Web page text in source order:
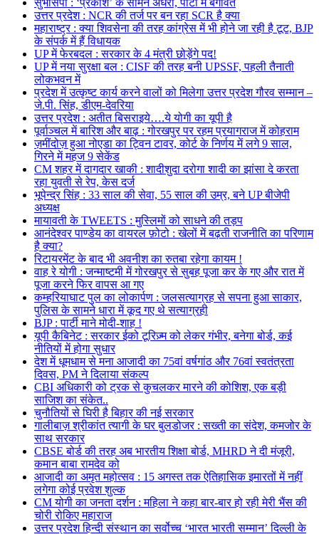
सुभासपा : ‘प्रकाश’ के सामने अंधेरा, पार्टी में बगावत
उत्तर प्रदेश : NCR की तर्ज पर बन रहा SCR है क्या
महाराष्ट्र : क्या शिवसेना की तरह कांग्रेस में भी होने जा रही है टूट, BJP
के संपर्क में हैं विधायक
UP में फेरबदल : सरकार के 4 मंत्री छोड़ेंगे पद!
UP में नया सुरक्षा बल : CISF की तरह बनी UPSSF, पहली तैनाती
लोकभवन में
प्रदेश में उत्कृष्ट कार्य करने वालों को मिलेगा उत्तर प्रदेश गौरव सम्मान –
जे.पी. सिंह, डीएम-देवरिया
उत्तर प्रदेश : अतीत बिसराइये….ये योगी का यूपी है
पूर्वाञ्चल में बारिश और बाढ़ : गोरखपुर पर रहम प्रयागराज में कोहराम
ज़मींदोज़ हुआ नोएडा का ट्विन टावर, कोर्ट के निर्णय में लगे 9 साल,
गिरने में महज 9 सेकेंड
CM शहर में दागदार खाकी : शादीशुदा दरोगा शादी का झांसा दे करता
रहा युवती से रेप, केस दर्ज
भूपेन्द्र सिंह : 33 साल की सेवा, 55 साल की उम्र, बने UP बीजेपी
अध्यक्ष
मायावती के TWEETS : मुस्लिमों को साधने की तड़प
आनंदेश्वर पाण्डेय का वायरल फ़ोटो : खेलों में बढ़ती राजनीति का परिणाम
है क्या?
रिटायरमेंट के बाद भी अवनीश का रुतबा रहेगा कायम !
वाह रे योगी : जन्माष्टमी में गोरखपुर से सुबह पूजा कर के गए और रात में
पूजा करने फिर वापस आ गए
कम्हरियाघाट पुल का लोकार्पण : जलसत्याग्रह से सपना हुआ साकार,
पुलिस के सामने धारा में कूद गए थे सत्याग्रही
BJP : पार्टी माने मोदी-शाह !
यूपी कैबिनेट : सरकार ईको टूरिज़्म को लेकर गंभीर, बनेगा बोर्ड, कई
नीतियों में होगा सुधार
देश में धूमधाम से मना आजादी का 75वां वर्षगांठ और 76वां स्वतंत्रता
दिवस, PM ने दिलाया संकल्प
CBI अधिकारी को ट्रक से कुचलकर मारने की कोशिश, एक बड़ी
साजिश का संकेत..
चुनौतियों से घिरी है बिहार की नई सरकार
गालीबाज़ श्रीकांत त्यागी के घर बुलडोजर : सख्ती का संदेश, कमजोर के
साथ सरकार
CBSE बोर्ड की तरह अब भारतीय शिक्षा बोर्ड, MHRD ने दी मंजूरी,
कमान बाबा रामदेव को
आजादी का अमृत महोत्सव : 15 अगस्त तक ऐतिहासिक इमारतों में नहीं
लगेगा कोई प्रवेश शुल्क
CM योगी का जनता दर्शन : महिला ने कहा बार-बार हो रही मेरी भैंस की
चोरी रोकिए महाराज
उत्तर प्रदेश हिन्दी संस्थान का सर्वोच्च ‘भारत भारती सम्मान’ दिल्ली के